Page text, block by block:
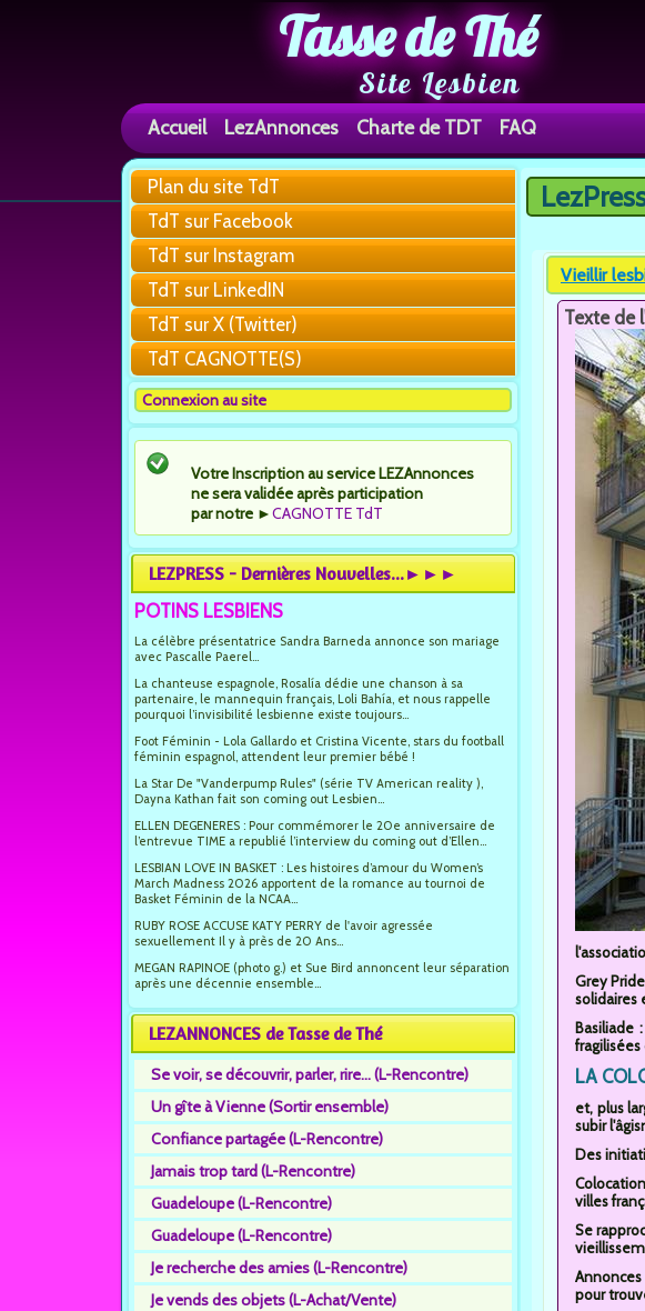
Tasse de Thé
Site Lesbien
Accueil LezAnnonces Charte de TDT FAQ
Plan du site TdT
TdT sur Facebook
TdT sur Instagram
TdT sur LinkedIN
TdT sur X (Twitter)
TdT CAGNOTTE(S)
Connexion au site
Votre Inscription au service LEZAnnonces
ne sera validée après participation
par notre ►CAGNOTTE TdT
LEZPRESS - Dernières Nouvelles...►►►
POTINS LESBIENS
La célèbre présentatrice Sandra Barneda annonce son mariage
avec Pascalle Paerel...
La chanteuse espagnole, Rosalía dédie une chanson à sa
partenaire, le mannequin français, Loli Bahía, et nous rappelle
pourquoi l’invisibilité lesbienne existe toujours...
Foot Féminin - Lola Gallardo et Cristina Vicente, stars du football
féminin espagnol, attendent leur premier bébé !
La Star De "Vanderpump Rules" (série TV American reality ),
Dayna Kathan fait son coming out Lesbien...
ELLEN DEGENERES : Pour commémorer le 20e anniversaire de
l’entrevue TIME a republié l’interview du coming out d’Ellen...
LESBIAN LOVE IN BASKET : Les histoires d’amour du Women’s
March Madness 2026 apportent de la romance au tournoi de
Basket Féminin de la NCAA...
RUBY ROSE ACCUSE KATY PERRY de l'avoir agressée
sexuellement Il y à près de 20 Ans...
MEGAN RAPINOE (photo g.) et Sue Bird annoncent leur séparation
après une décennie ensemble...
LEZANNONCES de Tasse de Thé
Se voir, se découvrir, parler, rire... (L-Rencontre)
Un gîte à Vienne (Sortir ensemble)
Confiance partagée (L-Rencontre)
Jamais trop tard (L-Rencontre)
Guadeloupe (L-Rencontre)
Guadeloupe (L-Rencontre)
Je recherche des amies (L-Rencontre)
Je vends des objets (L-Achat/Vente)
Vous êtes ici
Vieillir
Texte de
Grey
solidaires
Basiliade
LA
et, plus
subir
Des
villes
Se
pour